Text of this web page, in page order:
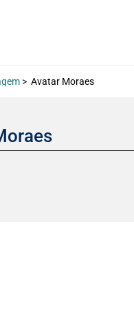
> Avatar Moraes